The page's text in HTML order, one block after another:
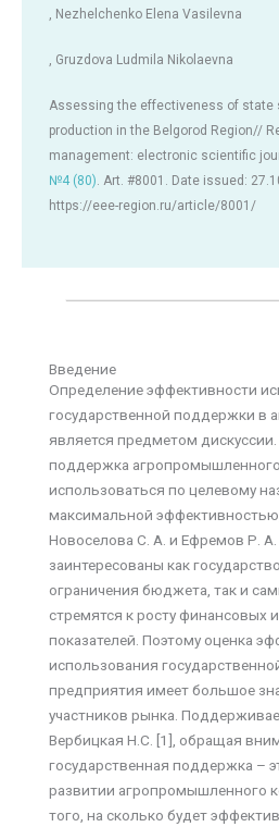
, Nezhelchenko Elena Vasilevna
, Gruzdova Ludmila Nikolaevna
Assessing the effectiveness of state
production in the Belgorod Region//
management: electronic scientific
№4 (80). Art. #8001. Date issued:
https://eee-region.ru/article/8001/
Введение
Определение эффективности
государственной поддержки в
является предметом
поддержка
использоваться по целевому
максимальной
Новоселова С. А. и Ефремов Р. А.
заинтересованы как
ограничения бюджета, так и
стремятся к росту финансовых
показателей. Поэтому оценка
использования
предприятия имеет большое
участников рынка.
Вербицкая Н.С. [1], обращая
государственная поддержка –
развитии агропромышленного
того, на сколько будет